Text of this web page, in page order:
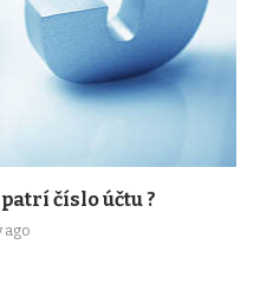
číslo účtu ?
ago